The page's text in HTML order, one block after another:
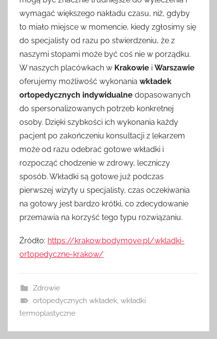
wymagać większego nakładu czasu, niż, gdyby
to miało miejsce w momencie, kiedy zgłosimy się
do specjalisty od razu po stwierdzeniu, że z
naszymi stopami może być coś nie w porządku.
W naszych placówkach w Krakowie i Warszawie
oferujemy możliwość wykonania wkładek
ortopedycznych indywidualne dopasowanych
do spersonalizowanych potrzeb konkretnej
osoby. Dzięki szybkości ich wykonania każdy
pacjent po zakończeniu konsultacji z lekarzem
może od razu odebrać gotowe wkładki i
rozpocząć chodzenie w zdrowy, leczniczy
sposób. Wkładki są gotowe już podczas
pierwszej wizyty u specjalisty, czas oczekiwania
na gotowy jest bardzo krótki, co zdecydowanie
przemawia na korzyść tego typu rozwiązaniu.
Źródło: https://krakow.bodymove.pl/wkladki-
ortopedyczne-krakow/
Zdrowie
ortopedycznych wkładek, wkładki
termoplastyczne